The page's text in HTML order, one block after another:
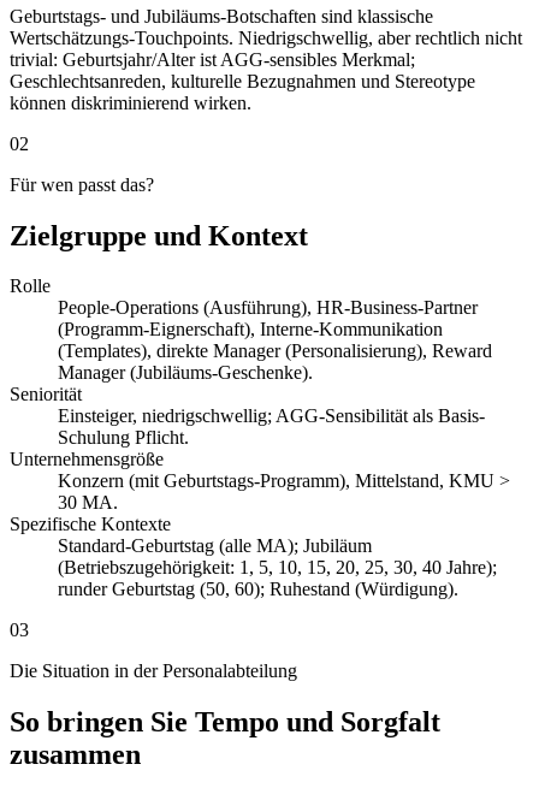
Geburtstags- und Jubiläums-Botschaften sind klassische
Wertschätzungs-Touchpoints. Niedrigschwellig, aber rechtlich nicht
trivial: Geburtsjahr/Alter ist AGG-sensibles Merkmal;
Geschlechtsanreden, kulturelle Bezugnahmen und Stereotype
können diskriminierend wirken.
02
Für wen passt das?
Zielgruppe und Kontext
Rolle
People-Operations (Ausführung), HR-Business-Partner
(Programm-Eignerschaft), Interne-Kommunikation
(Templates), direkte Manager (Personalisierung), Reward
Manager (Jubiläums-Geschenke).
Seniorität
Einsteiger, niedrigschwellig; AGG-Sensibilität als Basis-
Schulung Pflicht.
Unternehmensgröße
Konzern (mit Geburtstags-Programm), Mittelstand, KMU >
30 MA.
Spezifische Kontexte
Standard-Geburtstag (alle MA); Jubiläum
(Betriebszugehörigkeit: 1, 5, 10, 15, 20, 25, 30, 40 Jahre);
runder Geburtstag (50, 60); Ruhestand (Würdigung).
03
Die Situation in der Personalabteilung
So bringen Sie Tempo und Sorgfalt
zusammen